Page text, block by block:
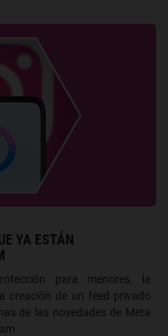
YA ESTÁN
para menores, la
creación de un feed privado
de las novedades de Meta